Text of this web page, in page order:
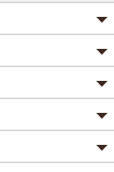
で、 安心して
カー取り寄せ商
さむ場合は、4
円
、
ださい。